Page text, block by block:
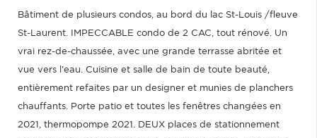
Bâtiment de plusieurs condos, au bord du lac St-Louis /fleuve
St-Laurent. IMPECCABLE condo de 2 CAC, tout rénové. Un
vrai rez-de-chaussée, avec une grande terrasse abritée et
vue vers l'eau. Cuisine et salle de bain de toute beauté,
entièrement refaites par un designer et munies de planchers
chauffants. Porte patio et toutes les fenêtres changées en
2021, thermopompe 2021. DEUX places de stationnement